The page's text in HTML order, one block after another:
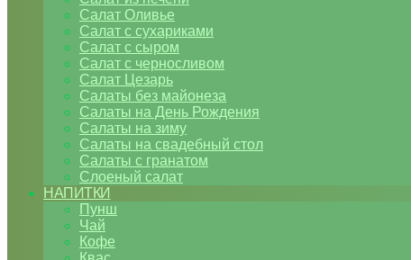
Салат Оливье
Салат с сухариками
Салат с сыром
Салат с черносливом
Салат Цезарь
Салаты без майонеза
Салаты на День Рождения
Салаты на зиму
Салаты на свадебный стол
Салаты с гранатом
Слоеный салат
НАПИТКИ
Пунш
Чай
Кофе